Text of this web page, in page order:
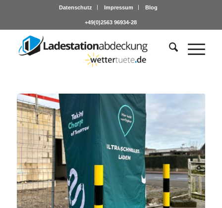
Datenschutz Impressum Blog
+49(0)2563 96934-28